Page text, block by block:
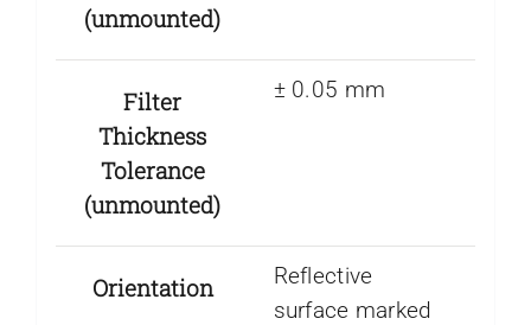
(unmounted)
Filter
Thickness
Tolerance
(unmounted)
± 0.05 mm
Orientation
Reflective
surface marked